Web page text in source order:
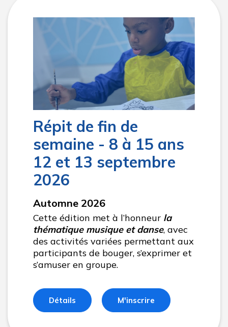
Répit de fin de
semaine - 8 à 15 ans
12 et 13 septembre
2026
Automne 2026
Cette édition met à l’honneur la
thématique musique et danse, avec
des activités variées permettant aux
participants de bouger, s’exprimer et
s’amuser en groupe.
Détails M'inscrire